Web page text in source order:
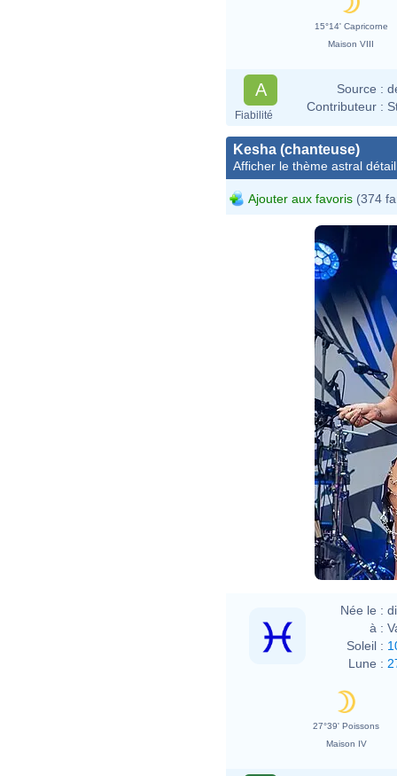
15°14' Capricorne
Maison VIII
A
Fiabilité
Source :
Contributeur :
Kesha (chanteuse)
Afficher le thème astral
Ajouter aux favoris (374
Née le :
à :
Soleil :
Lune :
27°39' Poissons
Maison IV